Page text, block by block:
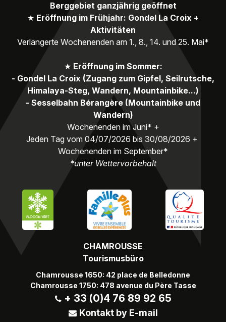
CHAMROUSSE
Tourismusbüro
Chamrousse 1650: 42 place de Belledonne
Chamrousse 1750: 478 avenue du Père Tasse
+ 33 (0)4 76 89 92 65
Kontakt by E-mail
Berggebiet ganzjährig geöffnet
★ Eröffnung im Frühjahr: Gondel La Croix +
Aktivitäten
Verlängerte Wochenenden am 1., 8., 14. und 25. Mai*
★ Eröffnung im Sommer:
- Gondel La Croix (Zugang zum Gipfel, Seilrutsche,
Himalaya-Steg, Wandern, Mountainbike...)
- Sesselbahn Bérangère (Mountainbike und
Wandern)
Wochenenden im Juni* +
Jeden Tag vom 04/07/2026 bis 30/08/2026 +
Wochenenden im September*
*unter Wettervorbehalt